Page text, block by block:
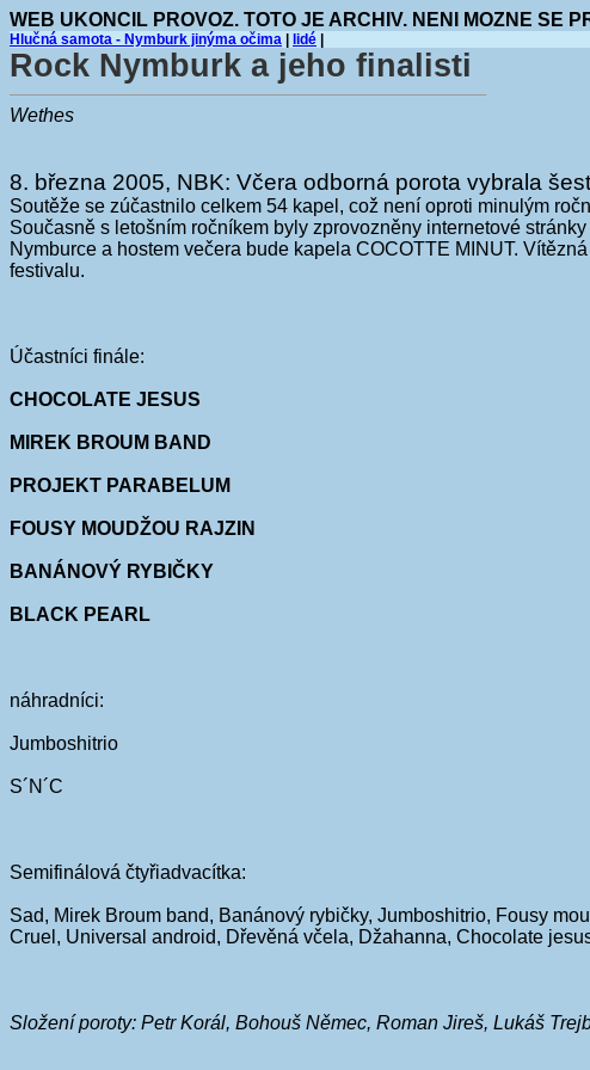
WEB UKONCIL PROVOZ. TOTO JE ARCHIV. NENI MOZNE SE
Hlučná samota - Nymburk jinýma očima lidé
Rock Nymburk a jeho finalisti
Wethes
8. března 2005, NBK: Včera odborná porota vybrala
Soutěže se zúčastnilo celkem 54 kapel, což není oproti minulým
Současně s letošním ročníkem byly zprovozněny internetové
Nymburce a hostem večera bude kapela COCOTTE MINUT.
festivalu.
Účastníci finále:
CHOCOLATE JESUS
MIREK BROUM BAND
PROJEKT PARABELUM
FOUSY MOUDŽOU RAJZIN
BANÁNOVÝ RYBIČKY
BLACK PEARL
náhradníci:
Jumboshitrio
S´N´C
Semifinálová čtyřiadvacítka:
Sad, Mirek Broum band, Banánový rybičky, Jumboshitrio, Fousy
Cruel, Universal android, Dřevěná včela, Džahanna, Chocolate
Složení poroty: Petr Korál, Bohouš Němec, Roman Jireš, Lukáš